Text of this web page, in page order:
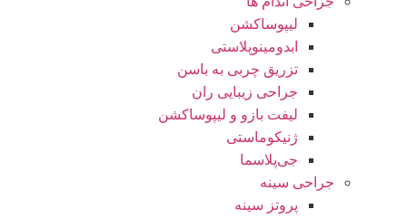
لیپوساکشن
ابدومینوپلاستی
تزریق چربی به باسن
جراحی زیبایی ران
لیفت بازو و لیپوساکشن
ژنیکوماستی
جی‌پلاسما
جراحی سینه
پروتز سینه